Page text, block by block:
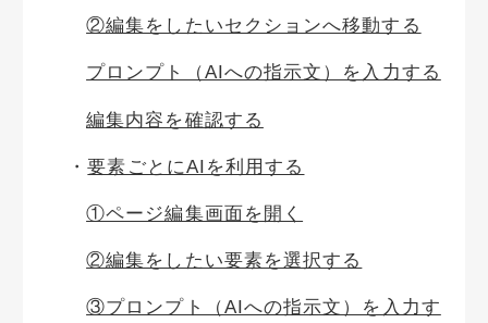
②編集をしたいセクションへ移動する
プロンプト（AIへの指示文）を入力する
編集内容を確認する
要素ごとにAIを利用する
①ページ編集画面を開く
②編集をしたい要素を選択する
③プロンプト（AIへの指示文）を入力す